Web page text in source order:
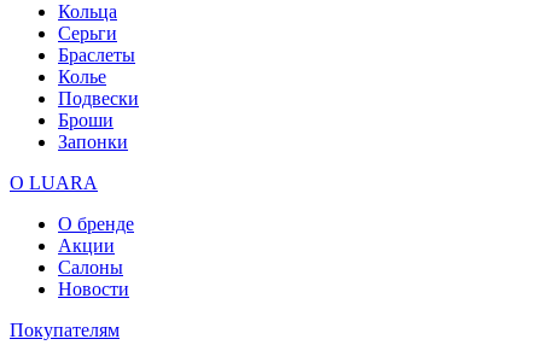
Кольца
Серьги
Браслеты
Колье
Подвески
Броши
Запонки
О LUARA
О бренде
Акции
Салоны
Новости
Покупателям